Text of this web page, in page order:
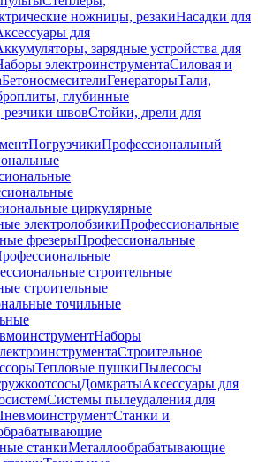
ножницы, резакиНасадки для
для
зарядные устройства для
электроинструментаСиловая и
БетоносмесителиГенераторыТали,
глубинные
резчики швовСтойки, дрели для
ПогрузчикиПрофессиональный
циркулярные
электролобзикиПрофессиональные
фрезерыПрофессиональные
строительные
строительные
точильные
Наборы
Строительное
Тепловые пушкиПылесосы
ДомкратыАксессуары для
Системы пылеудаления для
Станки и
станкиМеталлообрабатывающие